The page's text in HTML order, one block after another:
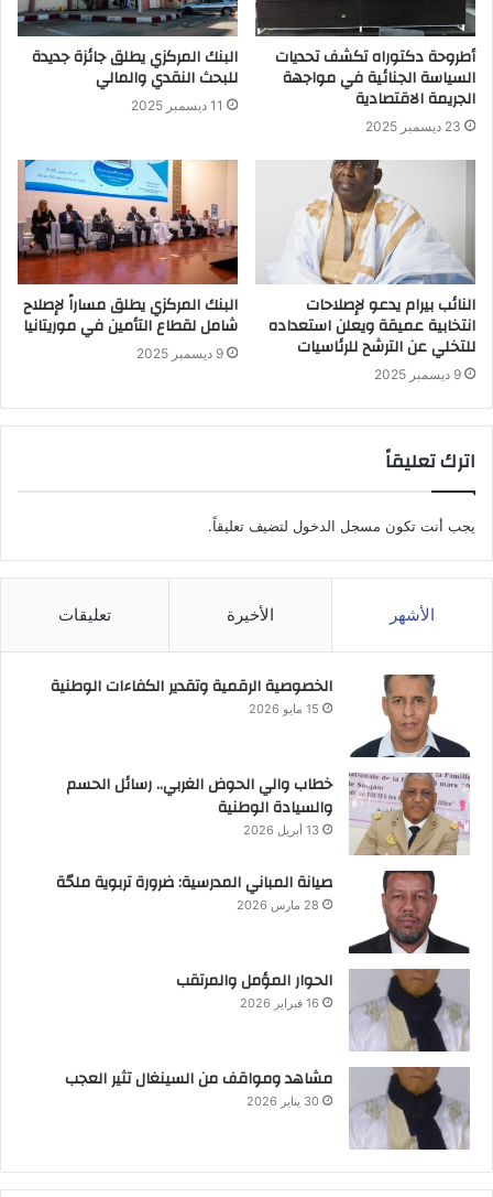
أطروحة دكتوراه تكشف تحديات
السياسة الجنائية في مواجهة
الجريمة الاقتصادية
23 ديسمبر 2025
البنك المركزي يطلق جائزة جديدة
للبحث النقدي والمالي
11 ديسمبر 2025
النائب بيرام يدعو لإصلاحات
انتخابية عميقة ويعلن استعداده
للتخلي عن الترشح للرئاسيات
9 ديسمبر 2025
البنك المركزي يطلق مساراً لإصلاح
شامل لقطاع التأمين في موريتانيا
9 ديسمبر 2025
اترك تعليقاً
يجب أنت تكون مسجل الدخول لتضيف تعليقاً.
الأشهر الأخيرة تعليقات
الخصوصية الرقمية وتقدير الكفاءات الوطنية
15 مايو 2026
خطاب والي الحوض الغربي.. رسائل الحسم
والسيادة الوطنية
13 أبريل 2026
صيانة المباني المدرسية: ضرورة تربوية ملحّة
28 مارس 2026
الحوار المؤمل والمرتقب
16 فبراير 2026
مشاهد ومواقف من السينغال تثير العجب
30 يناير 2026